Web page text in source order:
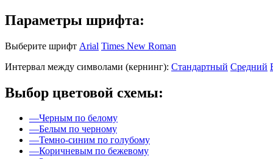
Параметры шрифта:
Выберите шрифт Arial Times New Roman
Интервал между символами (кернинг): Стандартный Средний
Выбор цветовой схемы:
—Черным по белому
—Белым по черному
—Темно-синим по голубому
—Коричневым по бежевому